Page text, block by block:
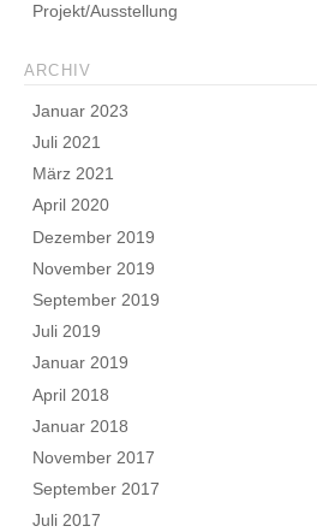
Projekt/Ausstellung
ARCHIV
Januar 2023
Juli 2021
März 2021
April 2020
Dezember 2019
November 2019
September 2019
Juli 2019
Januar 2019
April 2018
Januar 2018
November 2017
September 2017
Juli 2017